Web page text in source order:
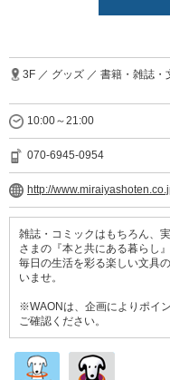
3F ／ グッズ ／ 書籍・雑誌・
10:00～21:00
070-6945-0954
http://
雑誌・コミックはもちろん、
さまの『本と共にある暮らし
毎日の生活を彩る楽しい文具
いませ。
※WAONは、企画によりポイ
ご確認ください。